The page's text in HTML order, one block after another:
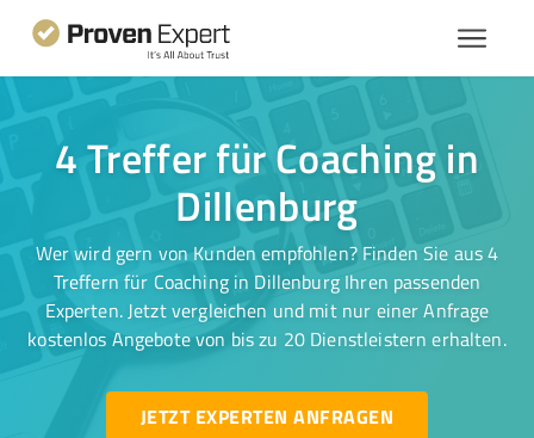
4 Treffer für Coaching in
Dillenburg
Wer wird gern von Kunden empfohlen? Finden Sie aus 4
Treffern für Coaching in Dillenburg Ihren passenden
Experten. Jetzt vergleichen und mit nur einer Anfrage
kostenlos Angebote von bis zu 20 Dienstleistern erhalten.
JETZT EXPERTEN ANFRAGEN